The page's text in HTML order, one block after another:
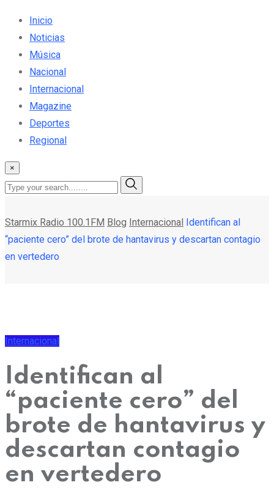
Inicio
Noticias
Música
Nacional
Internacional
Magazine
Deportes
Regional
×
Starmix Radio 100.1FM Blog Internacional Identifican al
“paciente cero” del brote de hantavirus y descartan contagio
en vertedero
Internacional
Identifican al
“paciente cero” del
brote de hantavirus y
descartan contagio
en vertedero